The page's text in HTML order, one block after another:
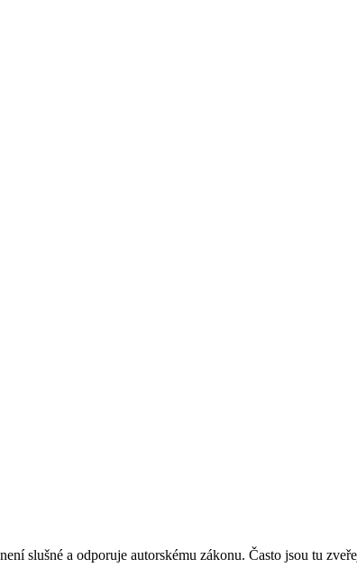
slušné a odporuje autorskému zákonu. Často jsou tu